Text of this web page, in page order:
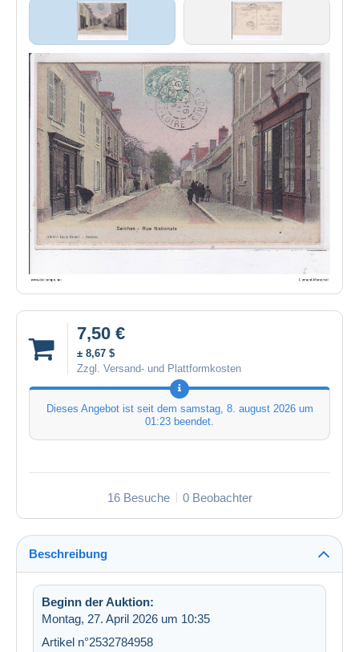
7,50 €
± 8,67 $
Zzgl. Versand- und Plattformkosten
Dieses Angebot ist seit dem samstag, 8. august 2026 um
01:23 beendet.
16 Besuche 0 Beobachter
Beschreibung
Beginn der Auktion:
Montag, 27. April 2026 um 10:35
Artikel n°2532784958